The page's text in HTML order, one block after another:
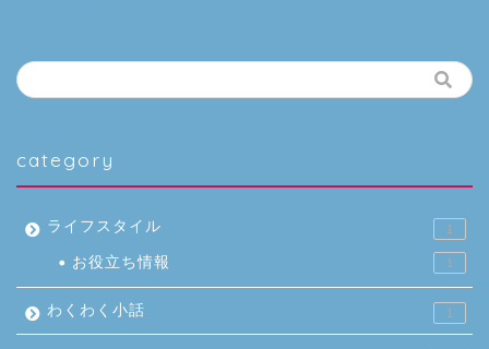
category
ライフスタイル 1
お役立ち情報 1
わくわく小話 1